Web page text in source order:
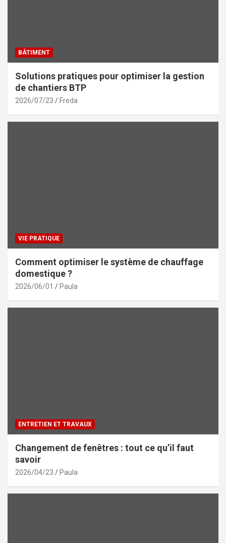
BÂTIMENT
Solutions pratiques pour optimiser la gestion
de chantiers BTP
2026/07/23 Freda
VIE PRATIQUE
Comment optimiser le système de chauffage
domestique ?
2026/06/01 Paula
ENTRETIEN ET TRAVAUX
Changement de fenêtres : tout ce qu’il faut
savoir
2026/04/23 Paula